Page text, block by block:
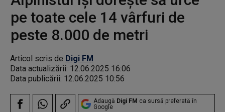
pe toate cele 14 vârfuri de
peste 8.000 de metri
Articol scris de Digi FM
Data actualizării: 12.06.2025 16:06
Data publicării: 12.06.2025 10:56
Adaugă Digi FM ca sursă preferată în
Google